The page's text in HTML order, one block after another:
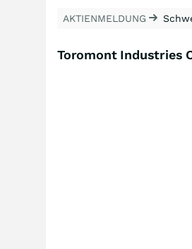
AKTIENMELDUNG
Toromont Industries